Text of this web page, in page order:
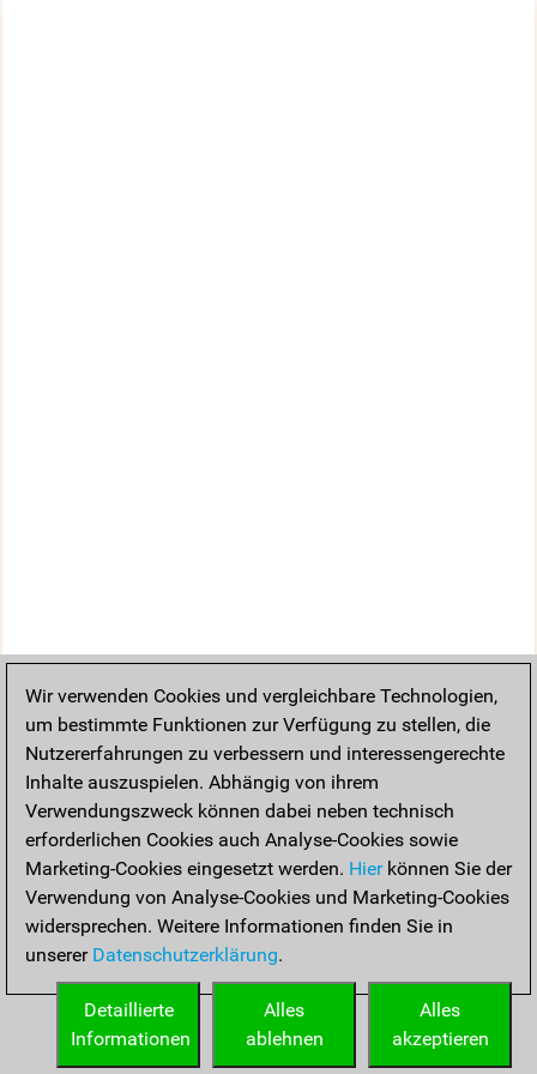
Wir verwenden Cookies und vergleichbare Technologien,
um bestimmte Funktionen zur Verfügung zu stellen, die
Nutzererfahrungen zu verbessern und interessengerechte
Inhalte auszuspielen. Abhängig von ihrem
Verwendungszweck können dabei neben technisch
erforderlichen Cookies auch Analyse-Cookies sowie
Marketing-Cookies eingesetzt werden. Hierkönnen Sie der
Verwendung von Analyse-Cookies und Marketing-Cookies
widersprechen. Weitere Informationen finden Sie in
unserer Datenschutzerklärung.
Alles
akzeptieren
Alles
ablehnen
Detaillierte
Informationen